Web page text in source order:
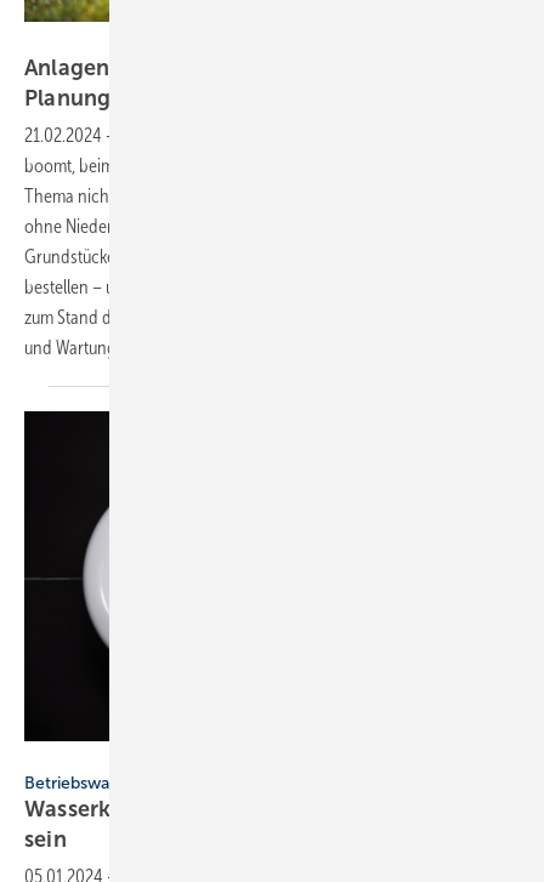
Anlagen zur Regenwassernutzung – von der
Planung bis zum
21.02.2024 -
boomt, beim Neubau ebenso wie im Bestand. Werbung braucht das
Thema nicht (mehr): Die zurückliegenden Jahre mit langen Perioden
ohne Niederschlag haben dafür gesorgt, dass Eigentümer von
Grundstücken und Gebäuden Anlagen zur Nutzung des Regenwassers
bestellen – und geeignete Ansprechpartner suchen. Einen Überblick
zum Stand der Technik sowie Tipps für Planung, Ausführung, Betrieb
und Wartung der Anlagen gibt Klaus W.
Betriebswasser
Wasserkrise: es muss nicht immer Trinkwasser
sein
05.01.2024 -